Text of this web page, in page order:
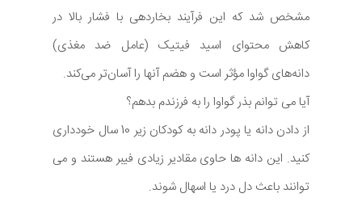
مشخص شد که این فرآیند بخاردهی با فشار بالا در
کاهش محتوای اسید فیتیک (عامل ضد مغذی)
دانه‌های گواوا مؤثر است و هضم آنها را آسان‌تر می‌کند.
آیا می توانم بذر گواوا را به فرزندم بدهم؟
از دادن دانه یا پودر دانه به کودکان زیر 10 سال خودداری
کنید. این دانه ها حاوی مقادیر زیادی فیبر هستند و می
توانند باعث دل درد یا اسهال شوند.